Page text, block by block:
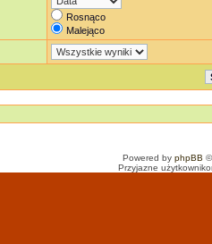
Rosnąco
Malejąco
Powered by phpBB
Przyjazne